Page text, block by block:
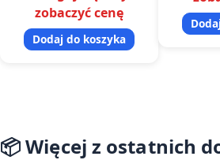
niebieską poświatę
widoczną pod światło…
zobaczyć cenę
Dodaj do koszyka
📦 Więcej z ostatnich